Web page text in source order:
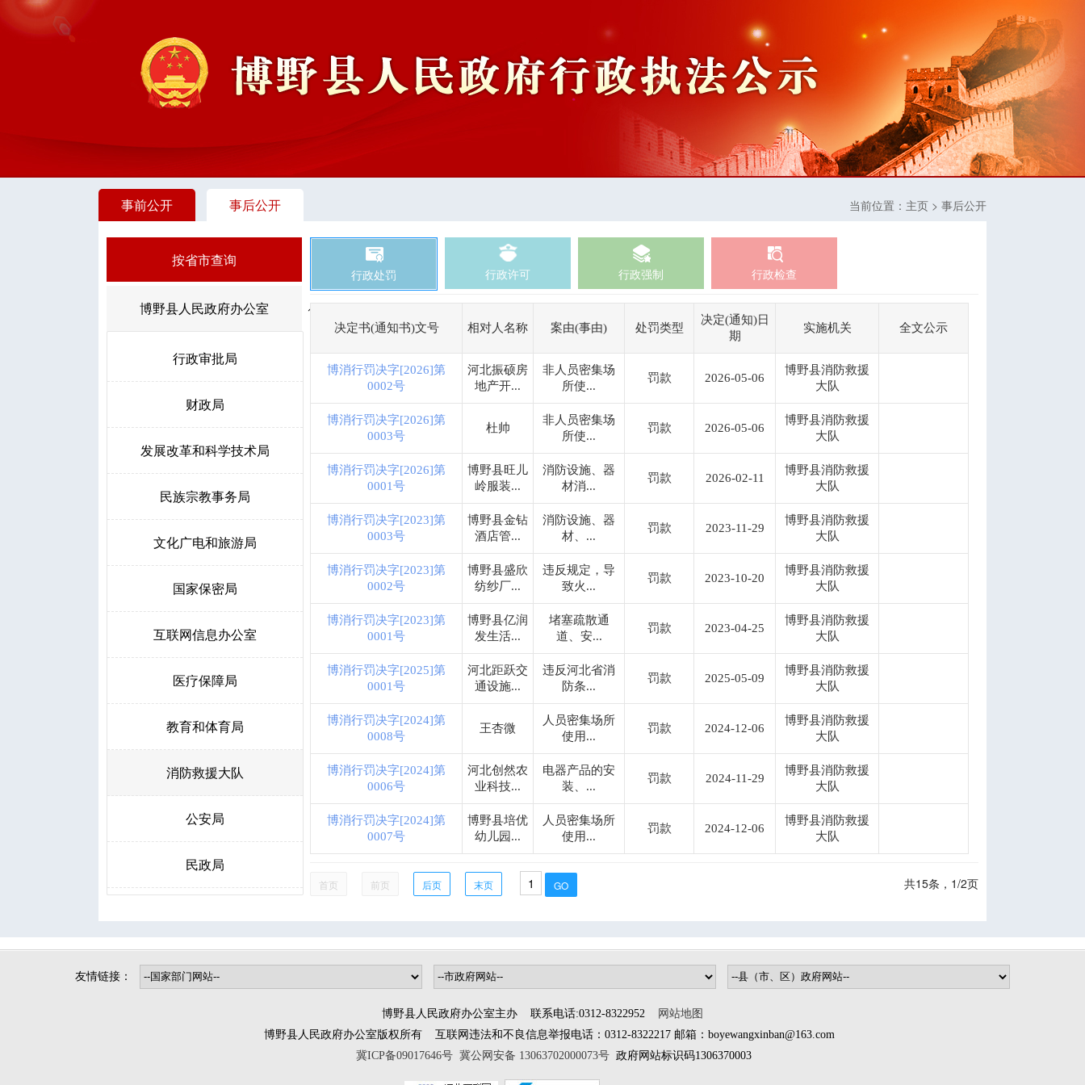
事前公开 事后公开 当前位置： 主页 > 事后公开
按省市查询
博野县人民政府办公室
行政审批局
财政局
发展改革和科学技术局
民族宗教事务局
文化广电和旅游局
国家保密局
互联网信息办公室
医疗保障局
教育和体育局
消防救援大队
公安局
民政局
生态环境局博野分局
行政处罚 行政许可 行政强制 行政检查
决定书(通知书)文号 相对人名称 案由(事由) 处罚类型
决定(通知)日
期
实施机关 全文公示
博消行罚决字[2026]第
0002号
河北振硕房
地产开...
非人员密集场
所使...
罚款 2026-05-06
博野县消防救援
大队
博消行罚决字[2026]第
0003号
杜帅
非人员密集场
所使...
罚款 2026-05-06
博野县消防救援
大队
博消行罚决字[2026]第
0001号
博野县旺儿
岭服装...
消防设施、器
材消...
罚款 2026-02-11
博野县消防救援
大队
博消行罚决字[2023]第
0003号
博野县金钻
酒店管...
消防设施、器
材、...
罚款 2023-11-29
博野县消防救援
大队
博消行罚决字[2023]第
0002号
博野县盛欣
纺纱厂...
违反规定，导
致火...
罚款 2023-10-20
博野县消防救援
大队
博消行罚决字[2023]第
0001号
博野县亿润
发生活...
堵塞疏散通
道、安...
罚款 2023-04-25
博野县消防救援
大队
博消行罚决字[2025]第
0001号
河北距跃交
通设施...
违反河北省消
防条...
罚款 2025-05-09
博野县消防救援
大队
博消行罚决字[2024]第
0008号
王杏微
人员密集场所
使用...
罚款 2024-12-06
博野县消防救援
大队
博消行罚决字[2024]第
0006号
河北创然农
业科技...
电器产品的安
装、...
罚款 2024-11-29
博野县消防救援
大队
博消行罚决字[2024]第
0007号
博野县培优
幼儿园...
人员密集场所
使用...
罚款 2024-12-06
博野县消防救援
大队
首页 前页 后页 末页 共15条，1/2页